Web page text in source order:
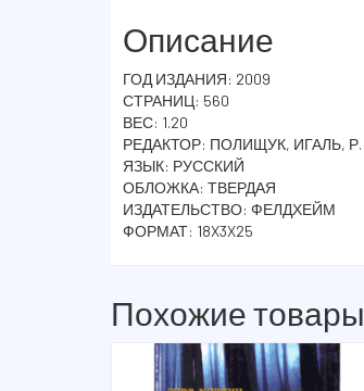
Описание
ГОД ИЗДАНИЯ: 2009
СТРАНИЦ: 560
ВЕС: 1.20
РЕДАКТОР: ПОЛИЩУК, ИГАЛЬ, Р.
ЯЗЫК: РУССКИЙ
ОБЛОЖКА: ТВЕРДАЯ
ИЗДАТЕЛЬСТВО: ФЕЛДХЕЙМ
ФОРМАТ: 18X3X25
Похожие товары